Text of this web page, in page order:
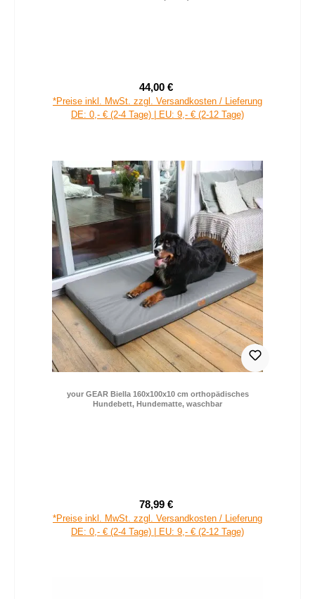
Verkaufspreis:
44,00 €
*Preise inkl. MwSt. zzgl. Versandkosten / Lieferung
DE: 0,- € (2-4 Tage) | EU: 9,- € (2-12 Tage)
your GEAR Biella 160x100x10 cm orthopädisches
Hundebett, Hundematte, waschbar
Verkaufspreis:
78,99 €
*Preise inkl. MwSt. zzgl. Versandkosten / Lieferung
DE: 0,- € (2-4 Tage) | EU: 9,- € (2-12 Tage)